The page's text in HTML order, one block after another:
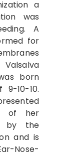
a
was
A
for
born
10-10.
of her
by the
and is
Nose-